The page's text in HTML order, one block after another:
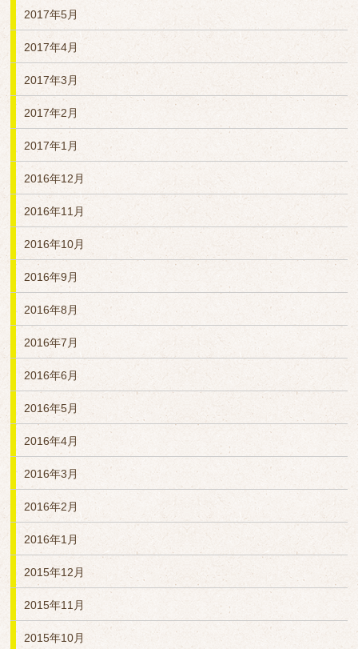
2017年5月
2017年4月
2017年3月
2017年2月
2017年1月
2016年12月
2016年11月
2016年10月
2016年9月
2016年8月
2016年7月
2016年6月
2016年5月
2016年4月
2016年3月
2016年2月
2016年1月
2015年12月
2015年11月
2015年10月